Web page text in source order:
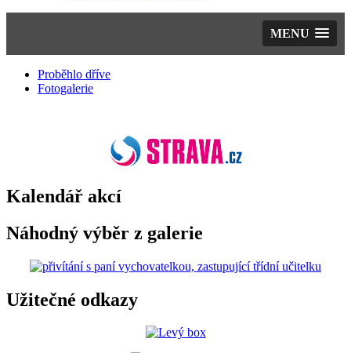
MENU
Proběhlo dříve
Fotogalerie
Kalendář akcí
Náhodný výběr z galerie
Užitečné odkazy